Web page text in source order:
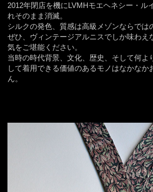
2012年閉店を機にLVMHモエヘネシー・ル
れそのまま消滅。
シルクの発色、質感は高級メゾンならでは
ぜひ、ヴィンテージアルニスでしか味わえ
気をご堪能ください。
当時の時代背景、文化、歴史、そして何よ
して着用できる価値のあるモノはなかなか
ん。